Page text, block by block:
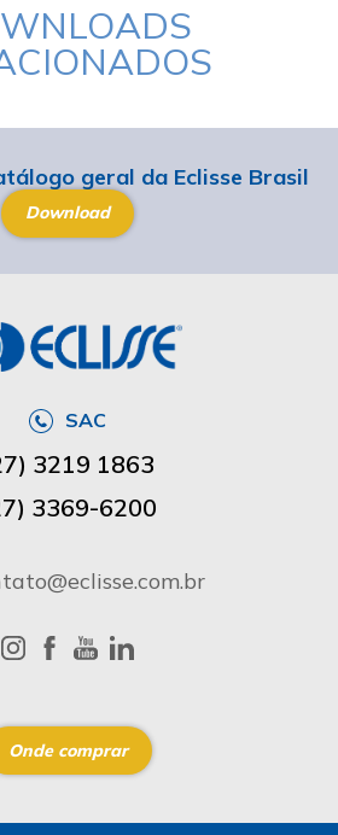
geral da Eclisse Brasil
Download
SAC
3219 1863
3369-6200
Onde comprar